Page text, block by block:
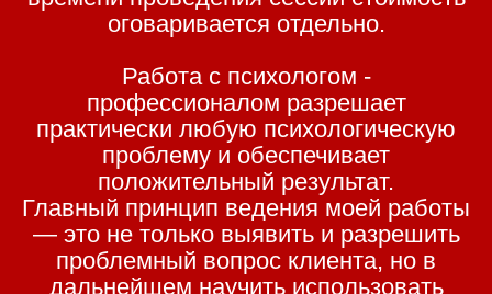
оговаривается отдельно.
Работа с психологом -
профессионалом разрешает
практически любую психологическую
проблему и обеспечивает
положительный результат.
Главный принцип ведения моей работы
— это не только выявить и разрешить
проблемный вопрос клиента, но в
дальнейшем научить использовать